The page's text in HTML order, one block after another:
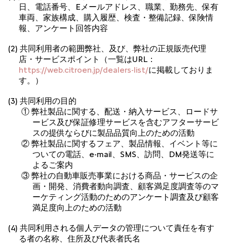
日、電話番号、Eメールアドレス、職業、勤務先、保有
車両、家族構成、購入履歴、検査・整備記録、保険情
報、アンケート回答内容
(2) 共同利用者の範囲弊社、及び、弊社の正規販売代理
店・サービスポイント（一覧はURL：
https://web.citroen.jp/dealers-list/に掲載しておりま
す。）
(3) 共同利用の目的
① 弊社製品に関する、配送・納入サービス、ロードサ
ービス及び保証修理サービスを含むアフターサービ
スの提供ならびに製品品質向上のための活動
② 弊社製品に関するフェア、製品情報、イベント等に
ついての電話、e-mail、SMS、訪問、DM発送等に
よるご案内
③ 弊社の自動車販売事業における商品・サービスの企
画・開発、消費者動向調査、顧客満足度調査等のマ
ーケティング活動のためのアンケート調査及び顧客
満足度向上のための活動
(4) 共同利用される個人データの管理について責任を有す
る者の名称、住所及び代表者氏名